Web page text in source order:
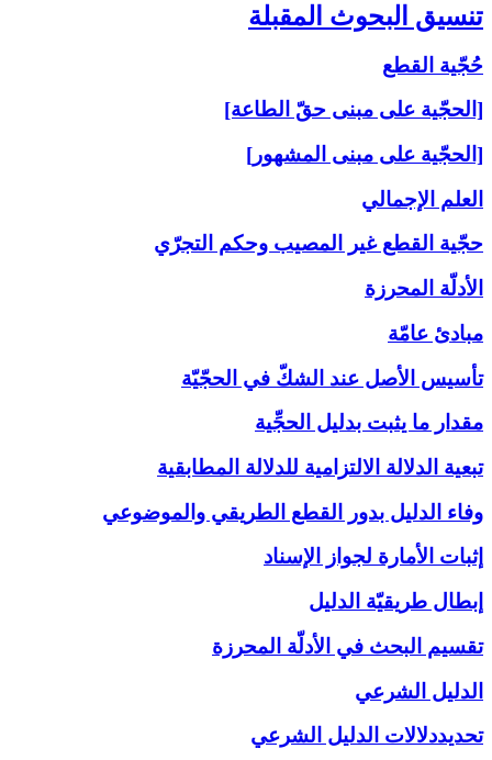
تنسيق البحوث المقبلة
حُجّية القطع
[الحجّية على مبنى حقّ الطاعة]
[الحجّية على مبنى المشهور]
العلم الإجمالي
حجّية القطع غير المصيب وحكم التجرّي
الأدلّة المحرزة
مبادئ عامّة
تأسيس الأصل عند الشكّ في الحجّيّة
مقدار ما يثبت بدليل الحجِّية
تبعية الدلالة الالتزامية للدلالة المطابقية
وفاء الدليل بدور القطع الطريقي والموضوعي
إثبات الأمارة لجواز الإسناد
إبطال طريقيّة الدليل
تقسيم البحث في الأدلّة المحرزة
الدليل الشرعي‏
تحديددلالات الدليل الشرعي‏